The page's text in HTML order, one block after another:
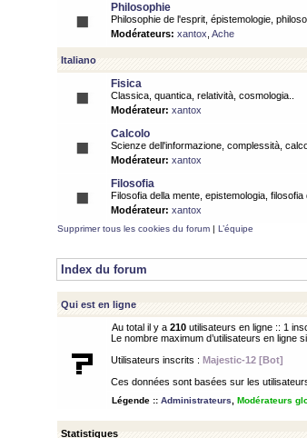
Philosophie
Philosophie de l'esprit, épistemologie,
Modérateurs: xantox Ache
Italiano
Fisica
Classica, quantica, relatività, cosmologia..
Modérateur: xantox
Calcolo
Scienze dell'informazione, complessità,
Modérateur: xantox
Filosofia
Filosofia della mente, epistemologia, filosofia
Modérateur: xantox
Supprimer tous les cookies du forum | L’équipe
Index du forum
Qui est en ligne
Au total il y a 210 utilisateurs en ligne :: 1
Le nombre maximum d’utilisateurs en ligne
Utilisateurs inscrits : Majestic-12 [Bot]
Ces données sont basées sur les
Légende :: Administrateurs Modérateurs
Statistiques